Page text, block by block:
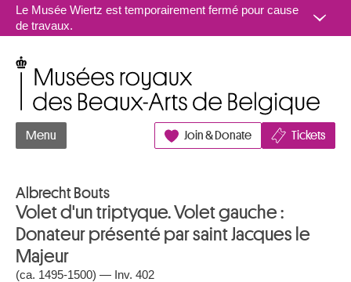
Aller au contenu
Le Musée Wiertz est temporairement fermé pour cause
de travaux.
Menu Join & Donate Tickets
Albrecht Bouts
Volet d'un triptyque. Volet gauche :
Donateur présenté par saint Jacques le
Majeur
(ca. 1495-1500) — Inv. 402